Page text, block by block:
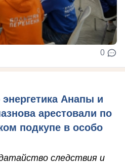
0
Анапы и
арестовали по
подкупе в особо
следствия и